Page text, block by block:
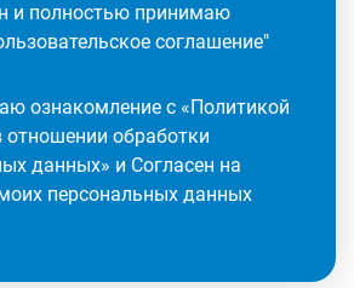
и полностью принимаю
соглашение"
ознакомление с «Политикой
отношении обработки
данных» и Согласен на
персональных данных